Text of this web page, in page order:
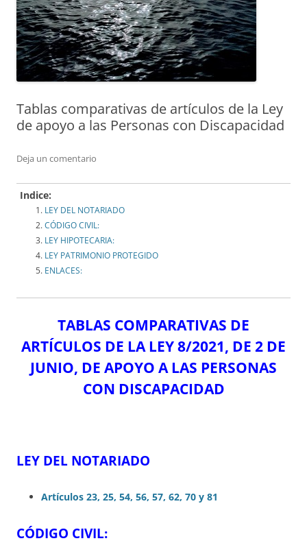
Tablas comparativas de artículos de la Ley
de apoyo a las Personas con Discapacidad
Deja un comentario
Indice:
LEY DEL NOTARIADO
CÓDIGO CIVIL:
LEY HIPOTECARIA:
LEY PATRIMONIO PROTEGIDO
ENLACES:
TABLAS COMPARATIVAS DE
ARTÍCULOS DE LA LEY 8/2021, DE 2 DE
JUNIO, DE APOYO A LAS PERSONAS
CON DISCAPACIDAD
LEY DEL NOTARIADO
Artículos 23, 25, 54, 56, 57, 62, 70 y 81
CÓDIGO CIVIL: